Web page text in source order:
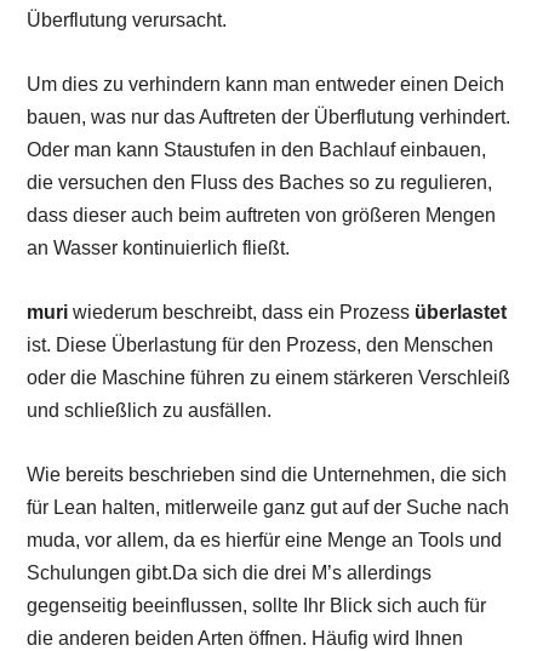
Überflutung verursacht.
Um dies zu verhindern kann man entweder einen Deich
bauen, was nur das Auftreten der Überflutung verhindert.
Oder man kann Staustufen in den Bachlauf einbauen,
die versuchen den Fluss des Baches so zu regulieren,
dass dieser auch beim auftreten von größeren Mengen
an Wasser kontinuierlich fließt.
muri wiederum beschreibt, dass ein Prozess überlastet
ist. Diese Überlastung für den Prozess, den Menschen
oder die Maschine führen zu einem stärkeren Verschleiß
und schließlich zu ausfällen.
Wie bereits beschrieben sind die Unternehmen, die sich
für Lean halten, mitlerweile ganz gut auf der Suche nach
muda, vor allem, da es hierfür eine Menge an Tools und
Schulungen gibt.Da sich die drei M’s allerdings
gegenseitig beeinflussen, sollte Ihr Blick sich auch für
die anderen beiden Arten öffnen. Häufig wird Ihnen